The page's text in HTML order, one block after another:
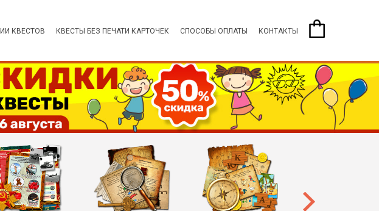
КВЕСТОВ КВЕСТЫ БЕЗ ПЕЧАТИ КАРТОЧЕК СПОСОБЫ ОПЛАТЫ КОНТАКТЫ